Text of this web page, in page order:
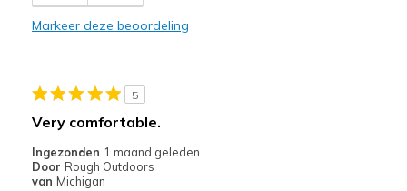
Beste toepassingen
Street Hiking
Sizing
View On Shoes
Shoes are for Wearing
Markeer deze beoordeling
5
Very comfortable.
Ingezonden 1 maand geleden
Door Rough Outdoors
van Michigan